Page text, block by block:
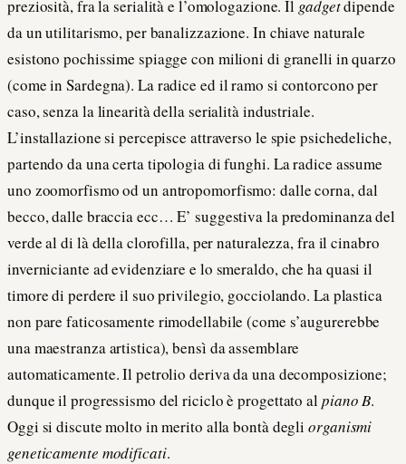
preziosità, fra la serialità e l’omologazione. Il gadgetdipende
da un utilitarismo, per banalizzazione. In chiave naturale
esistono pochissime spiagge con milioni di granelli in quarzo
(come in Sardegna). La radice ed il ramo si contorcono per
caso, senza la linearità della serialità industriale.
L’installazione si percepisce attraverso le spie psichedeliche,
partendo da una certa tipologia di funghi. La radice assume
uno zoomorfismo od un antropomorfismo: dalle corna, dal
becco, dalle braccia ecc… E’ suggestiva la predominanza del
verde al di là della clorofilla, per naturalezza, fra il cinabro
inverniciante ad evidenziare e lo smeraldo, che ha quasi il
timore di perdere il suo privilegio, gocciolando. La plastica
non pare faticosamente rimodellabile (come s’augurerebbe
una maestranza artistica), bensì da assemblare
automaticamente. Il petrolio deriva da una decomposizione;
dunque il progressismo del riciclo è progettato alpiano B.
Oggi si discute molto in merito alla bontà degliorganismi
geneticamente modificati.